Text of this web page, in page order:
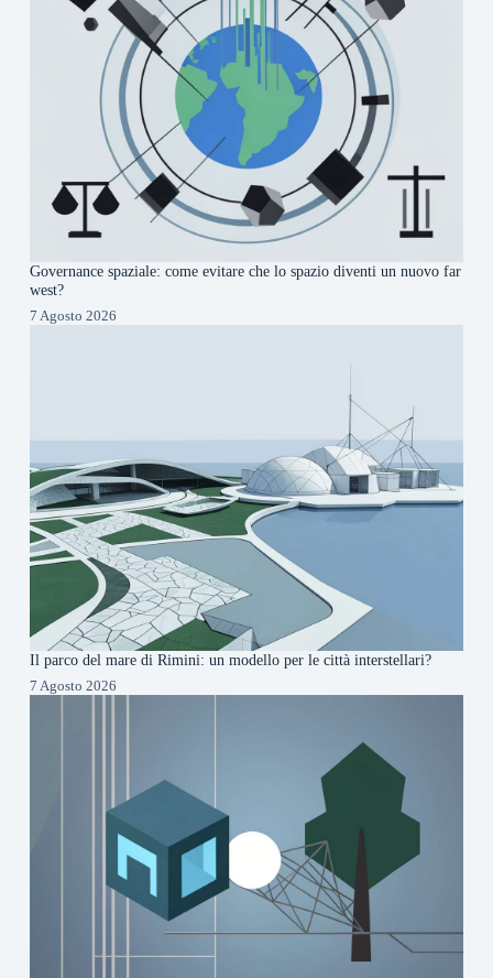
Governance spaziale: come evitare che lo spazio diventi un nuovo far
west?
7 Agosto 2026
Il parco del mare di Rimini: un modello per le città interstellari?
7 Agosto 2026